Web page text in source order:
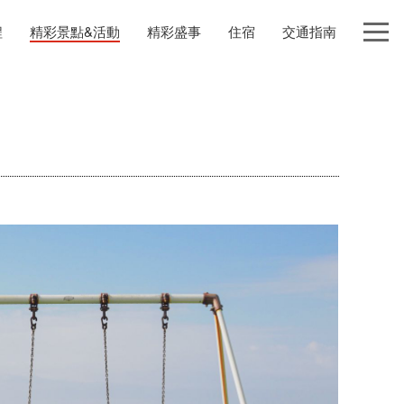
精彩景點&活動 精彩盛事 住宿 交通指南